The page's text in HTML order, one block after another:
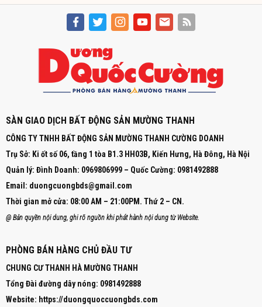
SÀN GIAO DỊCH BẤT ĐỘNG SẢN MƯỜNG THANH
CÔNG TY TNHH BẤT ĐỘNG SẢN MƯỜNG THANH CƯỜNG DOANH
Trụ Sở: Ki ốt số 06, tầng 1 tòa B1.3 HH03B, Kiến Hưng, Hà Đông, Hà Nội
Quản lý: Đình Doanh: 0969806999 – Quốc Cường: 0981492888
Email: duongcuongbds@gmail.com
Thời gian mở cửa: 08:00 AM – 21:00PM. Thứ 2 – CN.
@ Bản quyền nội dung, ghi rõ nguồn khi phát hành nội dung từ Website.
PHÒNG BÁN HÀNG CHỦ ĐẦU TƯ
CHUNG CƯ THANH HÀ MƯỜNG THANH
Tổng Đài đường dây nóng: 0981492888
Website: https://duongquoccuongbds.com